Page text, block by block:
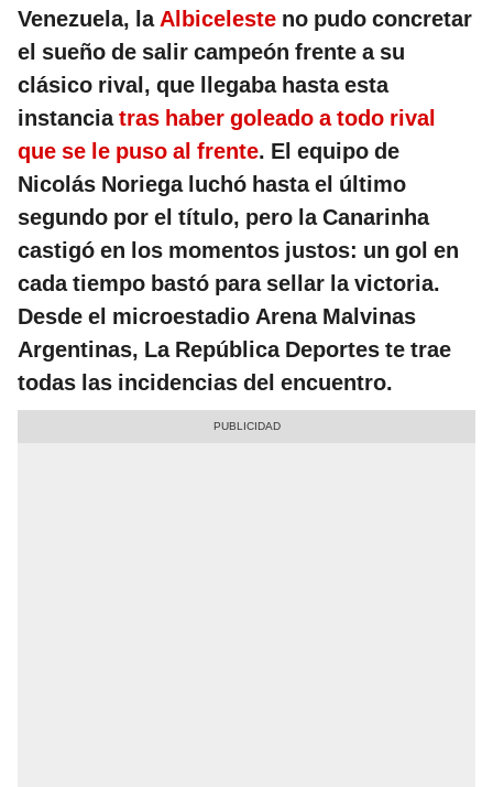
Venezuela, laAlbiceleste no pudo concretar
el sueño de salir campeón frente a su
clásico rival, que llegaba hasta esta
instanciatras haber goleado a todo rival
que se le puso al frente. El equipo de
Nicolás Noriega luchó hasta el último
segundo por el título, pero la Canarinha
castigó en los momentos justos: un gol en
cada tiempo bastó para sellar la victoria.
Desde el microestadio Arena Malvinas
Argentinas, La República Deportes te trae
todas las incidencias del encuentro.